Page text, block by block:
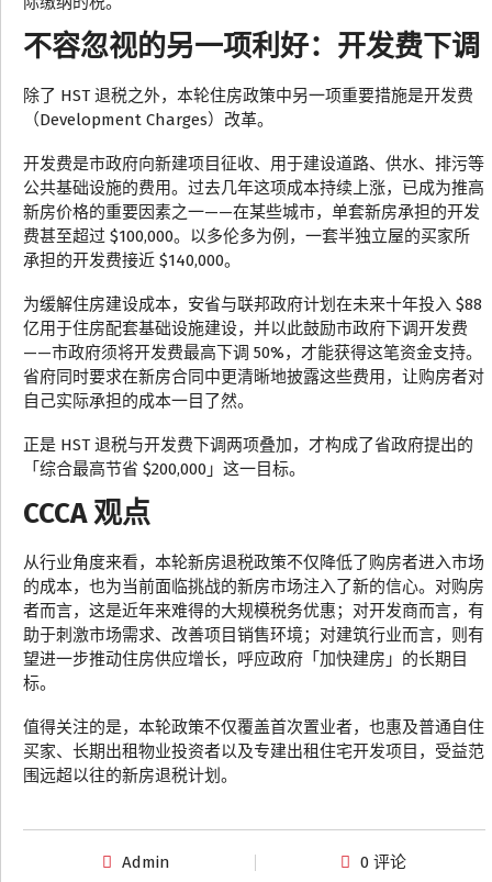
不容忽视的另一项利好：开发费下调
除了 HST 退税之外，本轮住房政策中另一项重要措施是开发费
（Development Charges）改革。
开发费是市政府向新建项目征收、用于建设道路、供水、排污等
公共基础设施的费用。过去几年这项成本持续上涨，已成为推高
新房价格的重要因素之一——在某些城市，单套新房承担的开发
费甚至超过 $100,000。以多伦多为例，一套半独立屋的买家所
承担的开发费接近 $140,000。
为缓解住房建设成本，安省与联邦政府计划在未来十年投入 $88
亿用于住房配套基础设施建设，并以此鼓励市政府下调开发费
——市政府须将开发费最高下调 50%，才能获得这笔资金支持。
省府同时要求在新房合同中更清晰地披露这些费用，让购房者对
自己实际承担的成本一目了然。
正是 HST 退税与开发费下调两项叠加，才构成了省政府提出的
「综合最高节省 $200,000」这一目标。
CCCA 观点
从行业角度来看，本轮新房退税政策不仅降低了购房者进入市场
的成本，也为当前面临挑战的新房市场注入了新的信心。对购房
者而言，这是近年来难得的大规模税务优惠；对开发商而言，有
助于刺激市场需求、改善项目销售环境；对建筑行业而言，则有
望进一步推动住房供应增长，呼应政府「加快建房」的长期目
标。
值得关注的是，本轮政策不仅覆盖首次置业者，也惠及普通自住
买家、长期出租物业投资者以及专建出租住宅开发项目，受益范
围远超以往的新房退税计划。
Admin 0 评论